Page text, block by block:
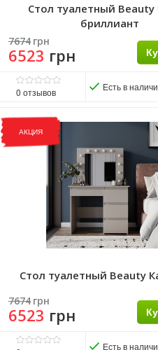
Стол туалетный
бриллиант
7674 грн
6523 грн
0 отзывов Есть в
Виробник: ART IN HEAD
Матеріал:
ДСП
АКЦИЯ
Стол туалетный Beauty
7674 грн
6523 грн
Есть в